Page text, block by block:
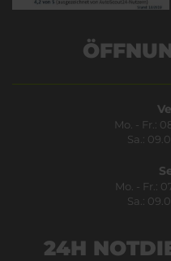
Mo. - Fr.:
Sa.:
Mo. - Fr.:
Sa.:
24H